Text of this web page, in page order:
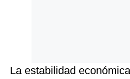
La estabilidad